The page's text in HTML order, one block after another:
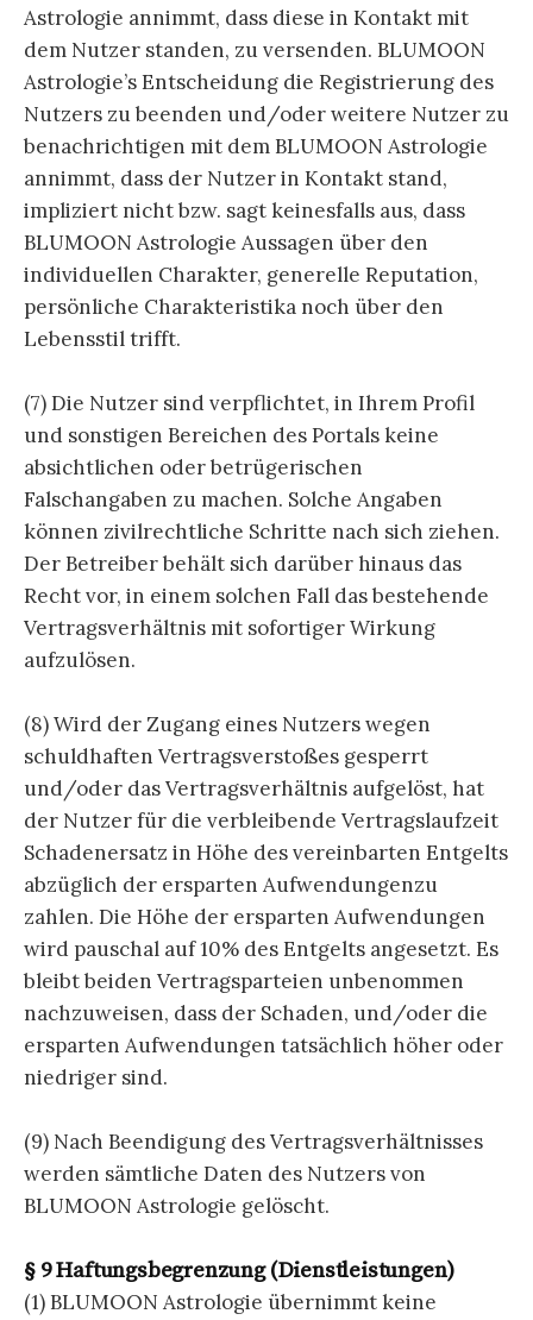
Astrologie annimmt, dass diese in Kontakt mit
dem Nutzer standen, zu versenden. BLUMOON
Astrologie’s Entscheidung die Registrierung des
Nutzers zu beenden und/oder weitere Nutzer zu
benachrichtigen mit dem BLUMOON Astrologie
annimmt, dass der Nutzer in Kontakt stand,
impliziert nicht bzw. sagt keinesfalls aus, dass
BLUMOON Astrologie Aussagen über den
individuellen Charakter, generelle Reputation,
persönliche Charakteristika noch über den
Lebensstil trifft.
(7) Die Nutzer sind verpflichtet, in Ihrem Profil
und sonstigen Bereichen des Portals keine
absichtlichen oder betrügerischen
Falschangaben zu machen. Solche Angaben
können zivilrechtliche Schritte nach sich ziehen.
Der Betreiber behält sich darüber hinaus das
Recht vor, in einem solchen Fall das bestehende
Vertragsverhältnis mit sofortiger Wirkung
aufzulösen.
(8) Wird der Zugang eines Nutzers wegen
schuldhaften Vertragsverstoßes gesperrt
und/oder das Vertragsverhältnis aufgelöst, hat
der Nutzer für die verbleibende Vertragslaufzeit
Schadenersatz in Höhe des vereinbarten Entgelts
abzüglich der ersparten Aufwendungenzu
zahlen. Die Höhe der ersparten Aufwendungen
wird pauschal auf 10% des Entgelts angesetzt. Es
bleibt beiden Vertragsparteien unbenommen
nachzuweisen, dass der Schaden, und/oder die
ersparten Aufwendungen tatsächlich höher oder
niedriger sind.
(9) Nach Beendigung des Vertragsverhältnisses
werden sämtliche Daten des Nutzers von
BLUMOON Astrologie gelöscht.
§ 9 Haftungsbegrenzung (Dienstleistungen)
(1) BLUMOON Astrologie übernimmt keine